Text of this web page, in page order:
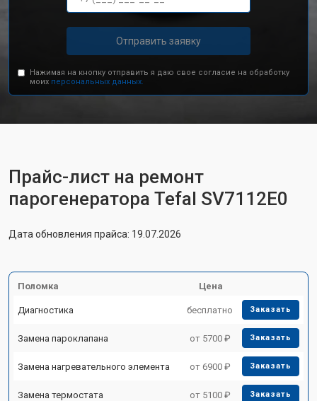
Отправить заявку
Нажимая на кнопку отправить я даю свое согласие на обработку
моих персональных данных.
Прайс-лист на ремонт
парогенератора Tefal SV7112E0
Дата обновления прайса: 19.07.2026
Поломка Цена
Диагностика бесплатно Заказать
Замена пароклапана от 5700 ₽ Заказать
Замена нагревательного элемента от 6900 ₽ Заказать
Замена термостата от 5100 ₽ Заказать